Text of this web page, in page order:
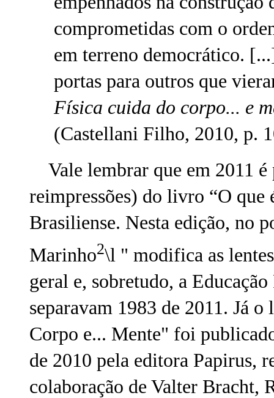
comprometidas com o
em terreno democrático.
portas para outros que
Física cuida do corpo... e
(Castellani Filho, 2010, p.
Vale lembrar que em 2011 é
reimpressões) do livro “O que
Brasiliense. Nesta edição, no
Marinho2\l " modifica as
geral e, sobretudo, a
separavam 1983 de 2011. Já
Corpo e... Mente" foi
de 2010 pela editora Papirus,
colaboração de Valter Bracht,